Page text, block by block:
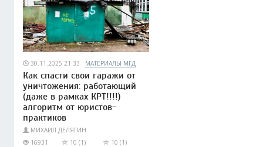
30.11.2025 21:33 МАТЕРИАЛЫ МГД
Как спасти свои гаражи от
уничтожения: работающий
(даже в рамках КРТ!!!!)
алгоритм от юристов-
практиков
МИХАИЛ ДЕЛЯГИН
16931
10 (1) 10 (1)